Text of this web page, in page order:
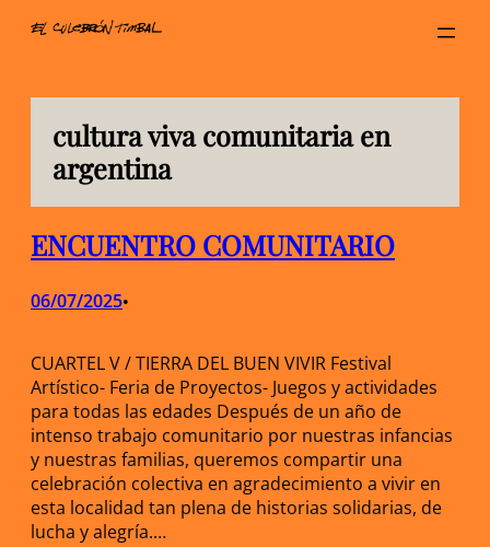
Saltar
cultura viva comunitaria en
argentina
ENCUENTRO COMUNITARIO
06/07/2025•
CUARTEL V / TIERRA DEL BUEN VIVIR Festival
Artístico- Feria de Proyectos- Juegos y actividades
para todas las edades Después de un año de
intenso trabajo comunitario por nuestras infancias
y nuestras familias, queremos compartir una
celebración colectiva en agradecimiento a vivir en
esta localidad tan plena de historias solidarias, de
lucha y alegría.…